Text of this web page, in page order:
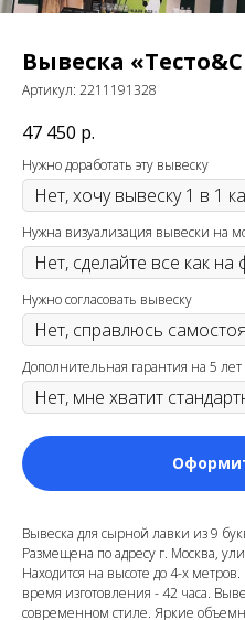
Вывеска
Артикул: 2211191328
47 450 р.
Нужно доработать эту вывеску
Нужна визуализация вывески на
Нужно согласовать вывеску
Дополнительная гарантия на 5 лет
Вывеска для сырной лавки из 9
Размещена по адресу г. Москва,
Находится на высоте до 4-х
время изготовления - 42 часа.
современном стиле. Яркие